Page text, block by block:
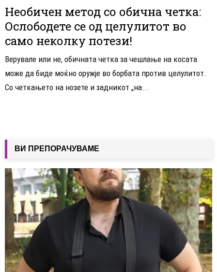
Необичен метод со обична четка:
Ослободете се од целулитот во
само неколку потези!
Верувале или не, обичната четка за чешлање на косата
може да биде моќно оружје во борбата против целулитот.
Со четкањето на нозете и задникот „на...
ВИ ПРЕПОРАЧУВАМЕ